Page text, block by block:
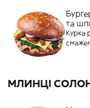
та
Курка
МЛИНЦІ